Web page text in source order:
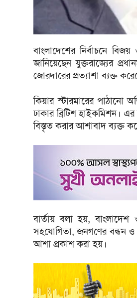
বাংলাদেশের নির্বাচনে
জানিয়েছেন যুক্তরাজ্যের
জোরদারের প্রত্যাশা ব্যক্ত
কিয়ার স্টারমারের পাঠানো
ঢাকার ব্রিটিশ হাইকমিশন।
বিস্তৃত করার আশাবাদ ব্যক্ত
বার্তায় বলা হয়,
সহযোগিতা, জনগণের বন্ধন ও
আশা প্রকাশ করা হয়।